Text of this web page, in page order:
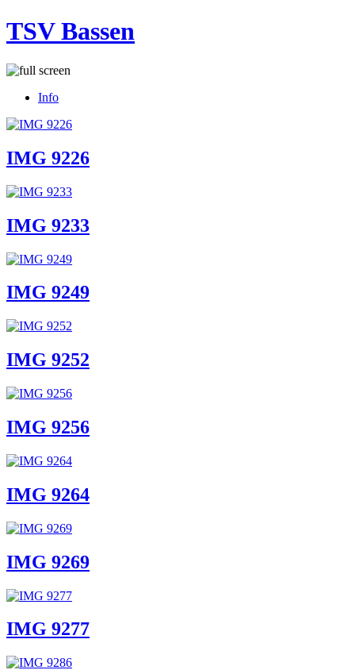
TSV Bassen
Info
IMG 9226
IMG 9233
IMG 9249
IMG 9252
IMG 9256
IMG 9264
IMG 9269
IMG 9277